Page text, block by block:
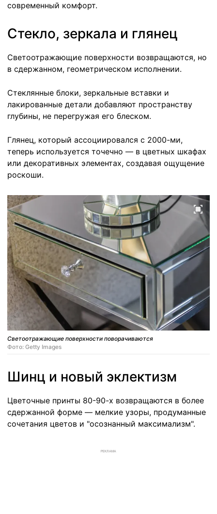
современный комфорт.
Стекло, зеркала и глянец
Светоотражающие поверхности возвращаются, но
в сдержанном, геометрическом исполнении.
Стеклянные блоки, зеркальные вставки и
лакированные детали добавляют пространству
глубины, не перегружая его блеском.
Глянец, который ассоциировался с 2000-ми,
теперь используется точечно — в цветных шкафах
или декоративных элементах, создавая ощущение
роскоши.
Светоотражающие поверхности поворачиваются
Фото: Getty Images
Шинц и новый эклектизм
Цветочные принты 80-90-х возвращаются в более
сдержанной форме — мелкие узоры, продуманные
сочетания цветов и "осознанный максимализм".
РЕКЛАМА